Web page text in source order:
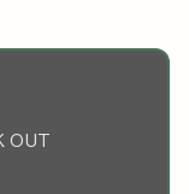
OUT